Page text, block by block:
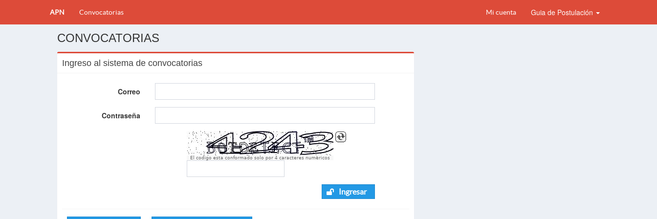
APN Convocatorias Mi cuenta Guia de Postulación
CONVOCATORIAS
Ingreso al sistema de convocatorias
Correo
Contraseña
El codigo esta conformado solo por 4 caracteres numèricos
Ingresar